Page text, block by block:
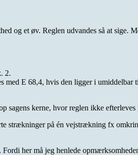
og et øv. Reglen udvandes så at
2.
E 68,4, hvis den ligger i
sagens kerne, hvor reglen ikke
strækninger på én vejstrækning fx
her må jeg henlede